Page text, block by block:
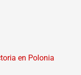
en Polonia